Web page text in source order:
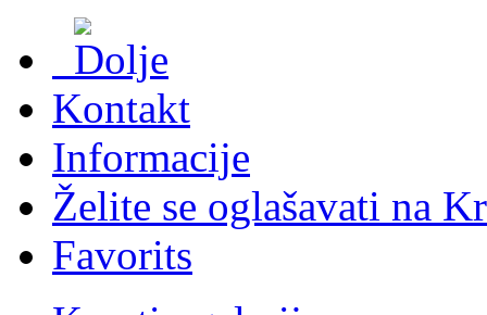
Kontakt
Informacije
Želite se oglašavati na
Favorits